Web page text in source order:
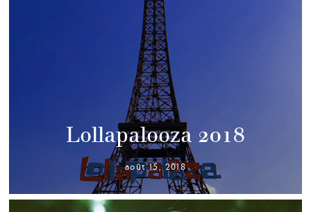
Lollapalooza 2018
août 15, 2018